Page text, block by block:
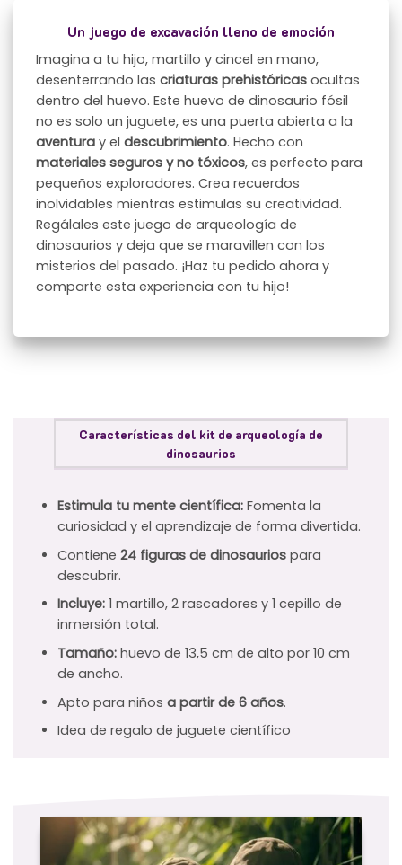
Un juego de excavación lleno de emoción
Imagina a tu hijo, martillo y cincel en mano,
desenterrando lascriaturas prehistóricas ocultas
dentro del huevo. Este huevo de dinosaurio fósil
no es solo un juguete, es una puerta abierta a la
aventura y eldescubrimiento. Hecho con
materiales seguros y no tóxicos, es perfecto para
pequeños exploradores. Crea recuerdos
inolvidables mientras estimulas su creatividad.
Regálales este juego de arqueología de
dinosaurios y deja que se maravillen con los
misterios del pasado. ¡Haz tu pedido ahora y
comparte esta experiencia con tu hijo!
Características del kit de arqueología de
dinosaurios
Estimula tu mente científica:Fomenta la
curiosidad y el aprendizaje de forma divertida.
Contiene 24 figuras de dinosauriospara
descubrir.
Incluye:1 martillo, 2 rascadores y 1 cepillo de
inmersión total.
Tamaño:huevo de 13,5 cm de alto por 10 cm
de ancho.
Apto para niños a partir de 6 años.
Idea de regalo de juguete científico